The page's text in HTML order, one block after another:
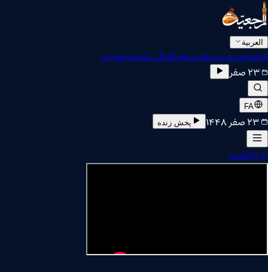
العربية
خانهاخبارویدیوهازندهچگونگی تماشاحمایت
۲۳ صفر
FA
۲۳ صفر ۱۴۴۸ پخش زنده
←بازگشت